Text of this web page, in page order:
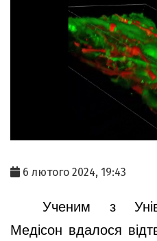
6 лютого 2024, 19:43
Ученим з
Медісон вдалося